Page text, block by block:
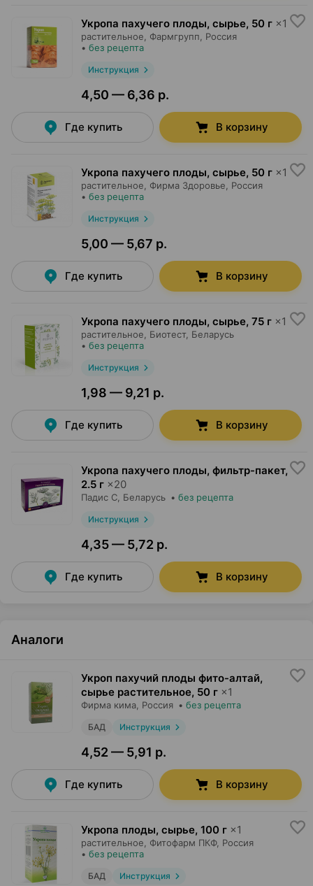
Укропа пахучего плоды, сырье, 50 г ×1
растительное, Фармгрупп , Россия
• без рецепта
Инструкция
4,50 — 6,36 р.
Где купить В корзину
Укропа пахучего плоды, сырье, 50 г ×1
растительное, Фирма Здоровье , Россия
• без рецепта
Инструкция
5,00 — 5,67 р.
Где купить В корзину
Укропа пахучего плоды, сырье, 75 г ×1
растительное, Биотест, Беларусь
• без рецепта
Инструкция
1,98 — 9,21 р.
Где купить В корзину
Укропа пахучего плоды, фильтр-пакет,
2.5 г ×20
Падис С , Беларусь • без рецепта
Инструкция
4,35 — 5,72 р.
Где купить В корзину
Аналоги
Укроп пахучий плоды фито-алтай,
сырье растительное, 50 г ×1
Фирма кима , Россия • без рецепта
БАД Инструкция
4,52 — 5,91 р.
Где купить В корзину
Укропа плоды, сырье, 100 г ×1
растительное, Фитофарм ПКФ, Россия
• без рецепта
БАД Инструкция